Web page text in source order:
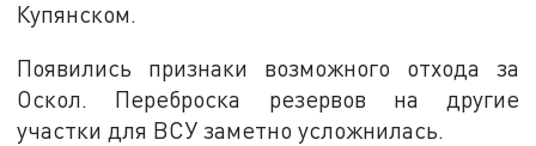
Купянском.
Появились признаки возможного отхода за
Оскол. Переброска резервов на другие
участки для ВСУ заметно усложнилась.